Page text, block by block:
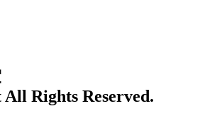
Rights Reserved.